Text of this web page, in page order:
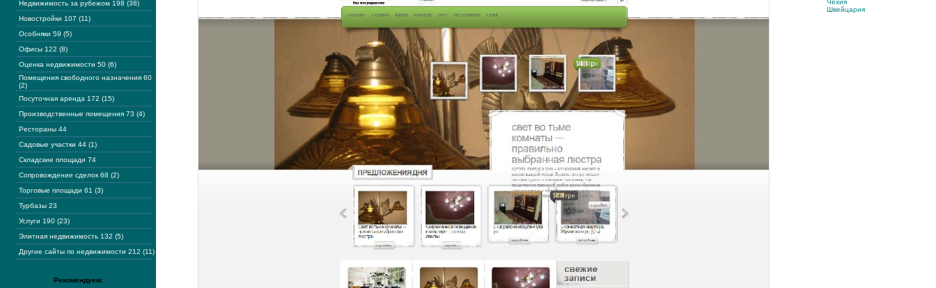
Недвижимость за рубежом 198 (38)
Новостройки 107 (11)
Особняки 59 (5)
Офисы 122 (8)
Оценка недвижимости 50 (6)
Помещения свободного назначения 60
(2)
Посуточная аренда 172 (15)
Производственные помещения 73 (4)
Рестораны 44
Садовые участки 44 (1)
Складские площади 74
Сопровождение сделок 68 (2)
Торговые площади 61 (3)
Турбазы 23
Услуги 190 (23)
Элитная недвижимость 132 (5)
Другие сайты по недвижимости 212 (11)
Рекомендуем:
Чехия
Швейцария